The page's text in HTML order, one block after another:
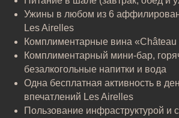
Ужины в любом из 6
Les Airelles
Комплиментарные вина «Château
Комплиментарный мини-бар,
безалкогольные напитки и вода
Одна бесплатная активность в
впечатлений Les Airelles
Пользование инфраструктурой и